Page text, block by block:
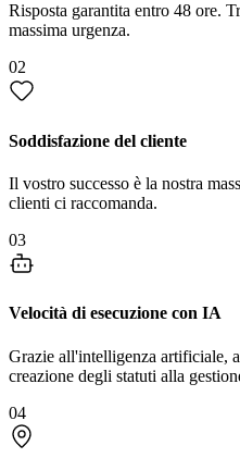
Risposta garantita entro 48 ore.
massima urgenza.
02
Soddisfazione del cliente
Il vostro successo è la nostra
clienti ci raccomanda.
03
Velocità di esecuzione con IA
Grazie all'intelligenza artificiale,
creazione degli statuti alla
04